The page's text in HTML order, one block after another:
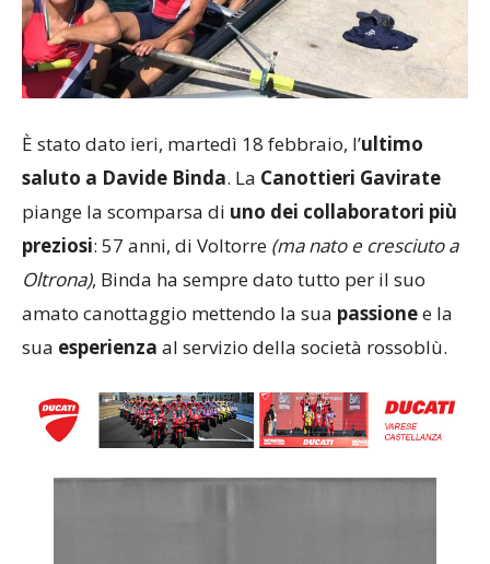
È stato dato ieri, martedì 18 febbraio, l’ultimo
saluto a Davide Binda. La Canottieri Gavirate
piange la scomparsa di uno dei collaboratori più
preziosi: 57 anni, di Voltorre (ma nato e cresciuto a
Oltrona), Binda ha sempre dato tutto per il suo
amato canottaggio mettendo la sua passionee la
sua esperienza al servizio della società rossoblù.